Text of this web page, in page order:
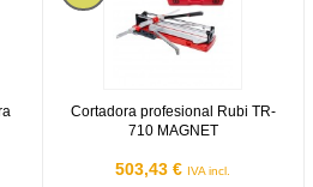
Cortadora profesional Rubi TR-
710 MAGNET
503,43 € IVA incl.